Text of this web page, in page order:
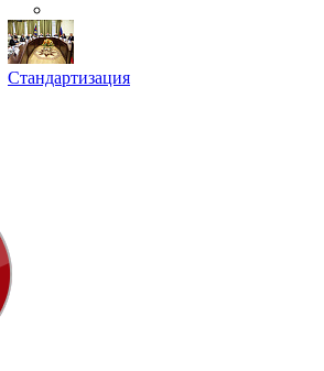
Стандартизация